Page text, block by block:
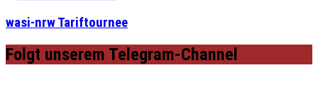
wasi-nrw Tariftournee
Folgt unserem Telegram-Channel